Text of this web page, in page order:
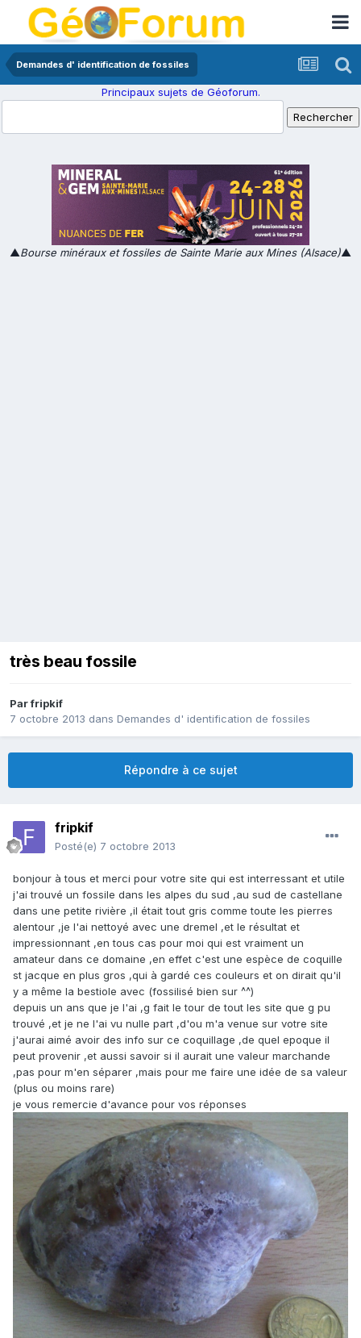
Demandes d' identification de fossiles
Principaux sujets de Géoforum.
▲Bourse minéraux et fossiles de Sainte Marie aux Mines (Alsace)▲
très beau fossile
Parfripkif
7 octobre 2013 dans Demandes d' identification de fossiles
Répondre à ce sujet
fripkif
Posté(e) 7 octobre 2013
bonjour à tous et merci pour votre site qui est interressant et utile
j'ai trouvé un fossile dans les alpes du sud ,au sud de castellane
dans une petite rivière ,il était tout gris comme toute les pierres
alentour ,je l'ai nettoyé avec une dremel ,et le résultat et
impressionnant ,en tous cas pour moi qui est vraiment un
amateur dans ce domaine ,en effet c'est une espèce de coquille
st jacque en plus gros ,qui à gardé ces couleurs et on dirait qu'il
y a même la bestiole avec (fossilisé bien sur ^^)
depuis un ans que je l'ai ,g fait le tour de tout les site que g pu
trouvé ,et je ne l'ai vu nulle part ,d'ou m'a venue sur votre site
j'aurai aimé avoir des info sur ce coquillage ,de quel epoque il
peut provenir ,et aussi savoir si il aurait une valeur marchande
,pas pour m'en séparer ,mais pour me faire une idée de sa valeur
(plus ou moins rare)
je vous remercie d'avance pour vos réponses